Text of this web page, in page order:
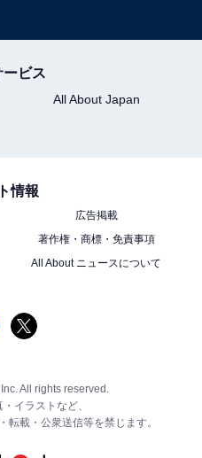
ービス
All About Japan
情報
広告掲載
著作権・商標・免責事項
All About ニュースについて
All rights reserved.
イラストなど、
転載・公衆送信等を禁じます。